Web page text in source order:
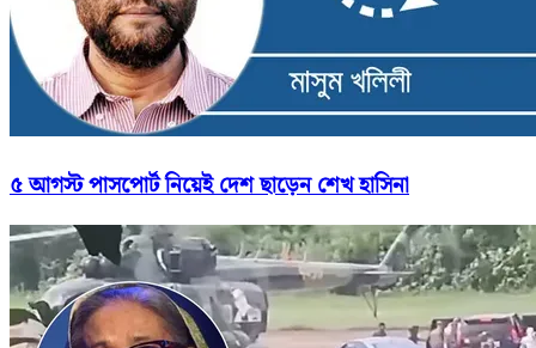
৫ আগস্ট পাসপোর্ট নিয়েই দেশ ছাড়েন শেখ হাসিনা